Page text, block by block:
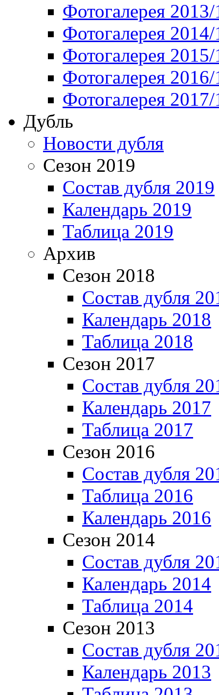
Фотогалерея
Фотогалерея
Фотогалерея
Фотогалерея
Фотогалерея
Дубль
Новости дубля
Сезон 2019
Состав дубля 2019
Календарь 2019
Таблица 2019
Архив
Сезон 2018
Состав дубля
Календарь 2018
Таблица 2018
Сезон 2017
Состав дубля
Календарь 2017
Таблица 2017
Сезон 2016
Состав дубля
Таблица 2016
Календарь 2016
Сезон 2014
Состав дубля
Календарь 2014
Таблица 2014
Сезон 2013
Состав дубля
Календарь 2013